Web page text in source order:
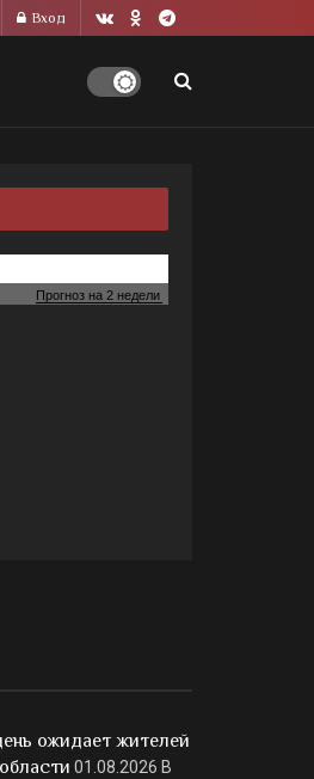
Вход
ожидает жителей
01.08.2026 В